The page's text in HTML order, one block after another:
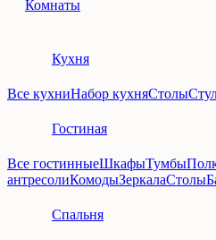
Комнаты
Кухня
Все кухниНабор кухняСтолы
Гостиная
Все гостинныеШкафыТумбы
антресолиКомодыЗеркалаСтолы
Спальня